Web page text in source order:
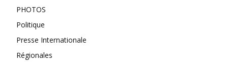
PHOTOS
Politique
Presse Internationale
Régionales